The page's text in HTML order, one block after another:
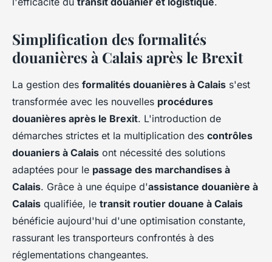
Simplification des formalités
douanières à Calais après le Brexit
La gestion des formalités douanières à Calais s'est
transformée avec les nouvelles procédures
douanières après le Brexit. L'introduction de
démarches strictes et la multiplication des contrôles
douaniers à Calais ont nécessité des solutions
adaptées pour le passage des marchandises à
Calais. Grâce à une équipe d'assistance douanière à
Calais qualifiée, le transit routier douane à Calais
bénéficie aujourd'hui d'une optimisation constante,
rassurant les transporteurs confrontés à des
réglementations changeantes.